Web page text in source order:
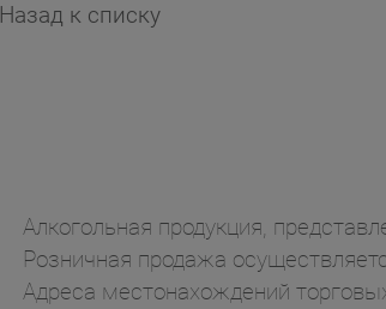
Назад к списку
Алкогольная продукция,
Розничная продажа
Адреса местонахождений